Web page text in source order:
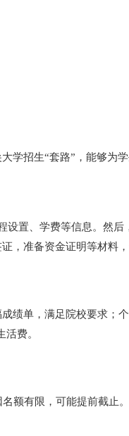
学招生“套路”，能够为
设置、学费等信息。然后
，准备资金证明等材料，
绩单，满足院校要求；
费。
额有限，可能提前截止